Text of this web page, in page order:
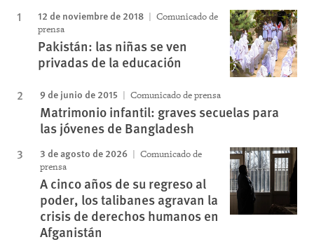
12 de noviembre de 2018
Comunicado de
prensa
Pakistán: las niñas se ven
privadas de la educación
9 de junio de 2015 Comunicado de prensa
Matrimonio infantil: graves secuelas para
las jóvenes de Bangladesh
3 de agosto de 2026
Comunicado de
prensa
A cinco años de su regreso al
poder, los talibanes agravan la
crisis de derechos humanos en
Afganistán